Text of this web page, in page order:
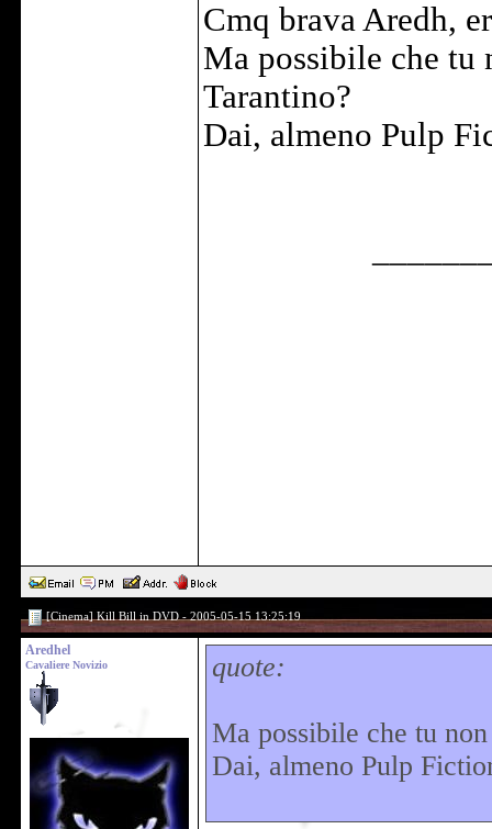
Cmq brava Aredh,
Ma possibile che
Tarantino?
Dai, almeno Pulp
[Cinema] Kill Bill in DVD - 2005-05-15 13:25:19
Aredhel
Cavaliere Novizio quote:
Ma possibile che tu
Dai, almeno Pulp